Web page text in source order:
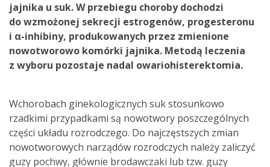
jajnika u suk. W przebiegu choroby dochodzi
do wzmożonej sekrecji estrogenów, progesteronu
i α-inhibiny, produkowanych przez zmienione
nowotworowo komórki jajnika. Metodą leczenia
z wyboru pozostaje nadal owariohisterektomia.
Wchorobach ginekologicznych suk stosunkowo
rzadkimi przypadkami są nowotwory poszczególnych
części układu rozrodczego. Do najczęstszych zmian
nowotworowych narządów rozrodczych należy zaliczyć
guzy pochwy, głównie brodawczaki lub tzw. guzy